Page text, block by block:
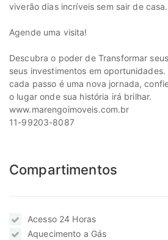
viverão dias incríveis sem sair de casa.
Agende uma visita!
Descubra o poder de Transformar
seus investimentos em
cada passo é uma nova jornada,
o lugar onde sua história irá brilhar.
www.marengoimoveis.com.br
11-99203-8087
Compartimentos
Acesso 24 Horas
Aquecimento a Gás